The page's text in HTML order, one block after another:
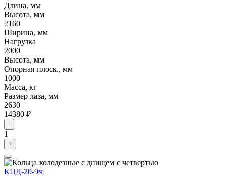
Длина, мм
Высота, мм
2160
Ширина, мм
Нагрузка
2000
Высота, мм
Опорная плоск., мм
1000
Масса, кг
Размер лаза, мм
2630
14380 ₽
-
1
+
КЦД-20-9ч